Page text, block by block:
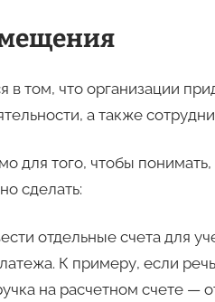
в том, что организации
а также
для того, чтобы
сделать:
отдельные счета для
К примеру, если
на расчетном счете —